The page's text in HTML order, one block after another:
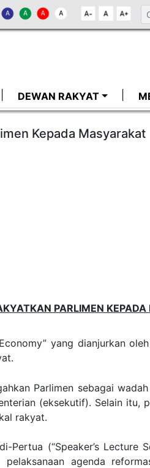
DEWAN RAKYAT
Kepada Masyarakat
PARLIMEN
yang dianjurkan
Parlimen sebagai
(eksekutif). Selain itu,
rakyat.
Pertua (“Speaker’s Lecture
agenda